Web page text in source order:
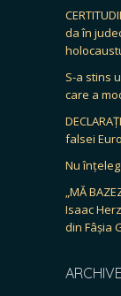
da în
S-a stins
care a
falsei
Nu
„MĂ
Isaac
din Fâșia